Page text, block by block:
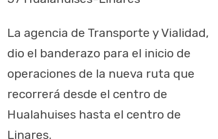
La agencia de Transporte y Vialidad,
dio el banderazo para el inicio de
operaciones de la nueva ruta que
recorrerá desde el centro de
Hualahuises hasta el centro de
Linares.